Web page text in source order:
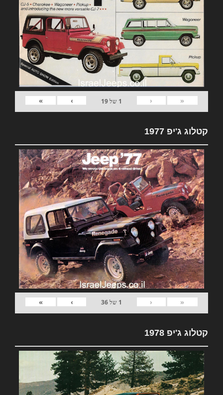
«
‹
1 של19
›
»
קטלוג ג'יפ 1977
«
‹
1 של36
›
»
קטלוג ג'יפ 1978